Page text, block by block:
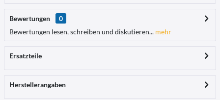
Bewertungen
0
Bewertungen lesen, schreiben und diskutieren... mehr
Ersatzteile
Herstellerangaben